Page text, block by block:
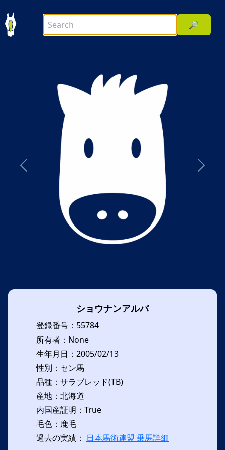
🔎
前へ 次へ
ショウナンアルバ
登録番号：55784
所有者：None
生年月日：2005/02/13
性別：セン馬
品種：サラブレッド(TB)
産地：北海道
内国産証明：True
毛色：鹿毛
過去の実績： 日本馬術連盟 乗馬詳細